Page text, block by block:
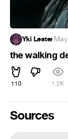
Yki Lester·
the walking
110 1.2K
Sources